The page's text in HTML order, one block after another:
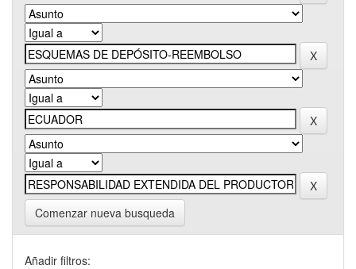
Comenzar nueva busqueda
Añadir filtros: